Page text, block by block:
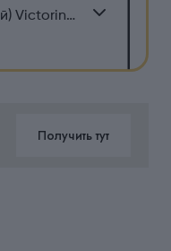
Значок-логотип (красный) Victorinox Travel 4.1888
Получить тут